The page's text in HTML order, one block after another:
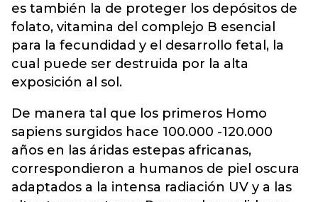
es también la de proteger los depósitos de
folato, vitamina del complejo B esencial
para la fecundidad y el desarrollo fetal, la
cual puede ser destruida por la alta
exposición al sol.
De manera tal que los primeros Homo
sapiens surgidos hace 100.000 -120.000
años en las áridas estepas africanas,
correspondieron a humanos de piel oscura
adaptados a la intensa radiación UV y a las